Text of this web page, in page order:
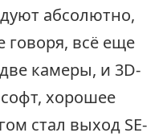
абсолютно,
говоря, всё еще
камеры, и 3D-
хорошее
стал выход SE-